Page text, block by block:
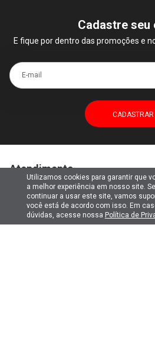
Cadastre seu
E fique por dentro das promoções e
E-mail
Atendimento
Formas de pagamento
Utilizamos cookies para garantir que
a melhor experiência em nosso site.
continuar a usar este site, vamos
você está de acordo com isso. Em
dúvidas, acesse nossa Política de